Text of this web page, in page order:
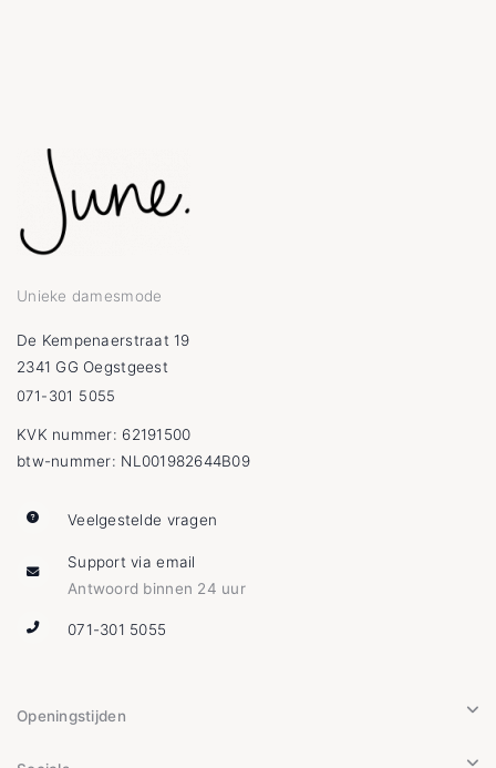
Unieke damesmode
De Kempenaerstraat 19
2341 GG Oegstgeest
071-301 5055
KVK nummer: 62191500
btw-nummer: NL001982644B09
Veelgestelde vragen
Support via email
Antwoord binnen 24 uur
071-301 5055
Openingstijden